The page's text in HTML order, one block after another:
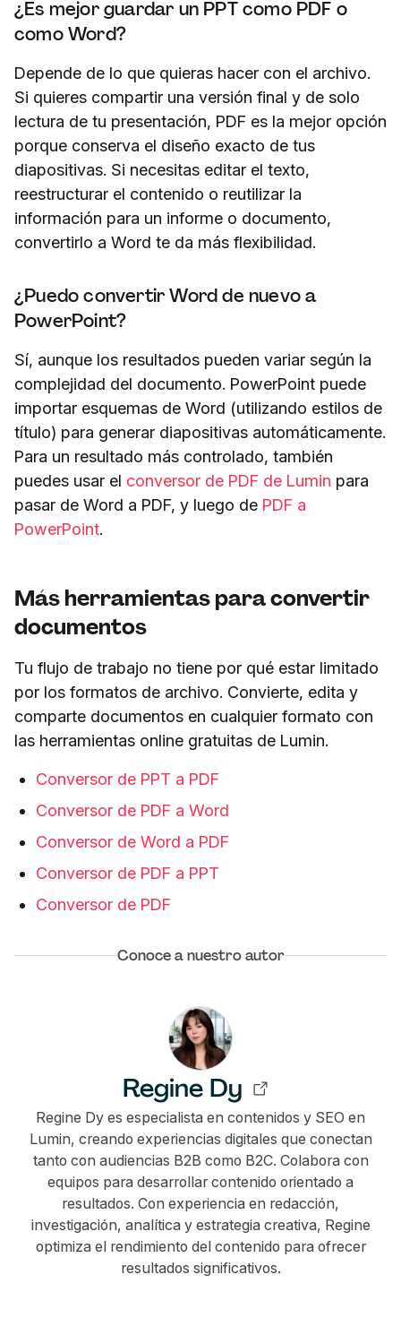
¿Es mejor guardar un PPT como PDF o
como Word?
Depende de lo que quieras hacer con el archivo.
Si quieres compartir una versión final y de solo
lectura de tu presentación, PDF es la mejor opción
porque conserva el diseño exacto de tus
diapositivas. Si necesitas editar el texto,
reestructurar el contenido o reutilizar la
información para un informe o documento,
convertirlo a Word te da más flexibilidad.
¿Puedo convertir Word de nuevo a
PowerPoint?
Sí, aunque los resultados pueden variar según la
complejidad del documento. PowerPoint puede
importar esquemas de Word (utilizando estilos de
título) para generar diapositivas automáticamente.
Para un resultado más controlado, también
puedes usar el conversor de PDF de Lumin para
pasar de Word a PDF, y luego de PDF a
PowerPoint.
Más herramientas para convertir
documentos
Tu flujo de trabajo no tiene por qué estar limitado
por los formatos de archivo. Convierte, edita y
comparte documentos en cualquier formato con
las herramientas online gratuitas de Lumin.
Conversor de PPT a PDF
Conversor de PDF a Word
Conversor de Word a PDF
Conversor de PDF a PPT
Conversor de PDF
Conoce a nuestro autor
Regine Dy
Regine Dy es especialista en contenidos y SEO en
Lumin, creando experiencias digitales que conectan
tanto con audiencias B2B como B2C. Colabora con
equipos para desarrollar contenido orientado a
resultados. Con experiencia en redacción,
investigación, analítica y estrategia creativa, Regine
optimiza el rendimiento del contenido para ofrecer
resultados significativos.